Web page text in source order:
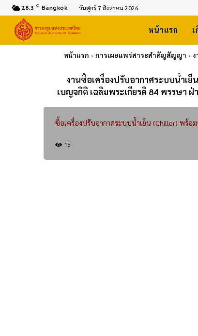
28.3 C Bangkok วันศุกร์ 7 สิงหาคม 2026
หน้าแรก
หน้าแรก การเผยแพร่สาระสำคัญสัญญา
งานซื้อเครื่องปรับอากาศระบบน้ำเ
เบญจกิติ เฉลิมพระเกียรติ 84 พรรษา
ซื้อเครื่องปรับอากาศระบบน้ำเย็น (Chiller) พร้
15